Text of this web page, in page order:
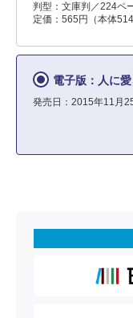
判型：文庫判／224ペ
定価：565円（本体514
電子版：人に
発売日：2015年11月